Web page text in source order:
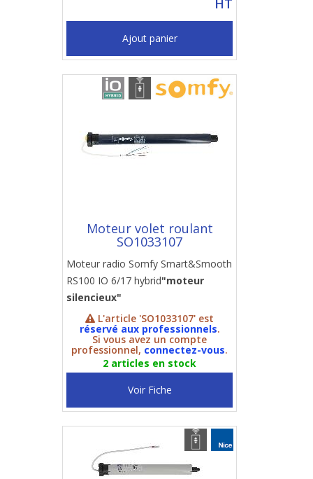
HT
Ajout panier
Moteur volet roulant
SO1033107
Moteur radio Somfy Smart&Smooth
RS100 IO 6/17 hybrid"moteur
silencieux"
L'article 'SO1033107' est
réservé aux professionnels.
Si vous avez un compte
professionnel, connectez-vous.
2 articles en stock
Voir Fiche